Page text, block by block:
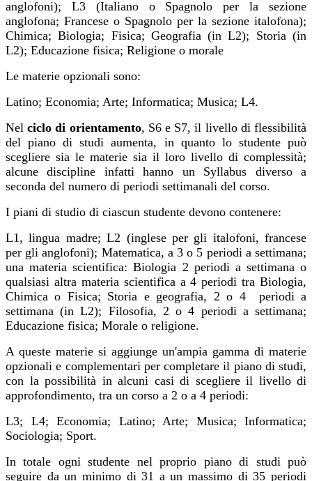
anglofoni); L3 (Italiano o Spagnolo per la sezione
anglofona; Francese o Spagnolo per la sezione italofona);
Chimica; Biologia; Fisica; Geografia (in L2); Storia (in
L2); Educazione fisica; Religione o morale
Le materie opzionali sono:
Latino; Economia; Arte; Informatica; Musica; L4.
Nelciclo di orientamento, S6 e S7, il livello di flessibilità
del piano di studi aumenta, in quanto lo studente può
scegliere sia le materie sia il loro livello di complessità;
alcune discipline infatti hanno un Syllabus diverso a
seconda del numero di periodi settimanali del corso.
I piani di studio di ciascun studente devono contenere:
L1, lingua madre; L2 (inglese per gli italofoni, francese
per gli anglofoni); Matematica, a 3 o 5 periodi a settimana;
una materia scientifica: Biologia 2 periodi a settimana o
qualsiasi altra materia scientifica a 4 periodi tra Biologia,
Chimica o Fisica; Storia e geografia, 2 o 4 periodi a
settimana (in L2); Filosofia, 2 o 4 periodi a settimana;
Educazione fisica; Morale o religione.
A queste materie si aggiunge un'ampia gamma di materie
opzionali e complementari per completare il piano di studi,
con la possibilità in alcuni casi di scegliere il livello di
approfondimento, tra un corso a 2 o a 4 periodi:
L3; L4; Economia; Latino; Arte; Musica; Informatica;
Sociologia; Sport.
In totale ogni studente nel proprio piano di studi può
seguire da un minimo di 31 a un massimo di 35 periodi